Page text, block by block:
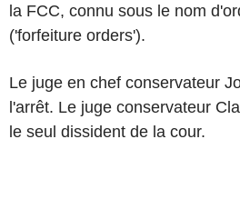
la FCC, connu sous le nom
('forfeiture orders').
Le juge en chef conservateur
l'arrêt. Le juge conservateur
le seul dissident de la cour.